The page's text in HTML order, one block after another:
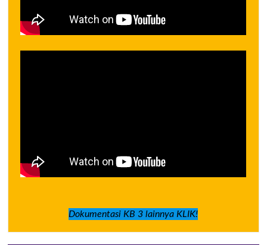
Dokumentasi KB 3 lainnya KLIK!